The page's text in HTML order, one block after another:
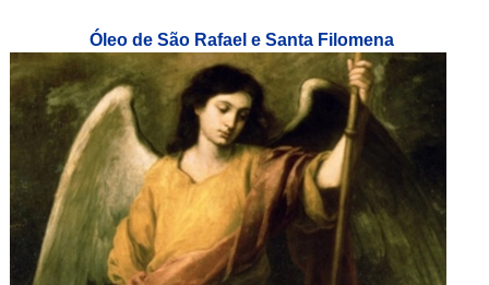
Óleo de São Rafael e Santa Filomena